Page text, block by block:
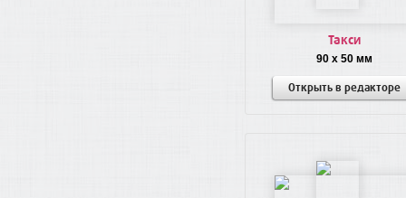
Такси
90 x 50 мм
Открыть в редакторе